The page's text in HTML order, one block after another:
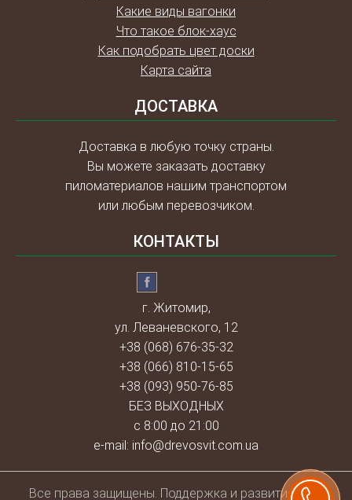
Какие виды вагонки
Что такое блок-хаус
Как подобрать цвет доски
Карта сайта
ДОСТАВКА
Доставка в любую точку страны.
Вы можете заказать доставку
пиломатериалов нашим транспортом
или любым перевозчиком.
КОНТАКТЫ
г. Житомир,
ул. Леваневского, 12
+38 (068) 676-35-32
+38 (066) 810-15-65
+38 (093) 950-76-85
БЕЗ ВЫХОДНЫХ
с 8:00 до 21:00
e-mail: info@drevosvit.com.ua
Всe права защищены. Поддержка и развитие веб-